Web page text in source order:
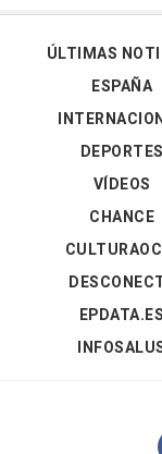
ÚLTIMAS
ESPAÑA
DEPORTES
VÍDEOS
CHANCE
EPDATA.ES